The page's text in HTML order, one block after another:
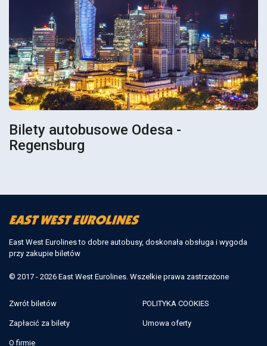
Bilety autobusowe Odesa -
Regensburg
East West Eurolines to dobre autobusy, doskonała obsługa i wygoda
przy zakupie biletów
© 2017 - 2026 East West Eurolines. Wszelkie prawa zastrzeżone
Zwrót biletów
Zapłacić za bilety
O firmie
POLITYKA COOKIES
Umowa oferty